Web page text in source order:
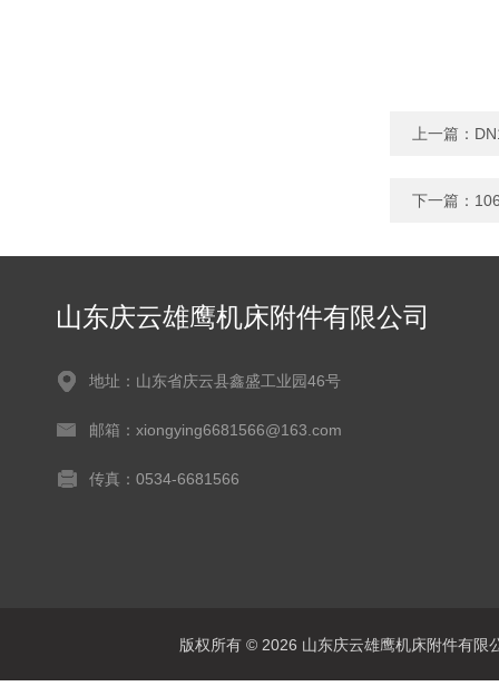
上一篇：
下一篇：
山东庆云雄鹰机床附件有限公司
地址：山东省庆云县鑫盛工业园46号
邮箱：xiongying6681566@163.com
传真：0534-6681566
版权所有 © 2026 山东庆云雄鹰机床附件有